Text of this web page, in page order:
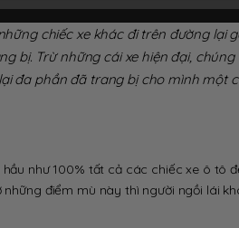
chiếc xe khác đi trên đường lại
bị. Trừ những cái xe hiện đại,
đa phần đã trang bị cho mình một
như 100% tất cả các chiếc xe ô tô
điểm mù này thì người ngồi lái